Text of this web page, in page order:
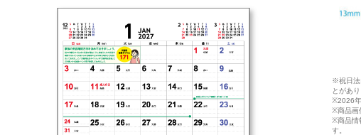
※祝日法
とがあり
※2026年
※商品画
※商品情
す。